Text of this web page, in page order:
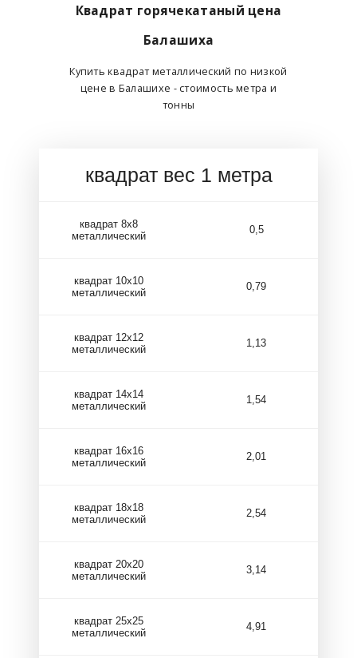
Квадрат горячекатаный цена
Балашиха
Купить квадрат металлический по низкой
цене в Балашихе - стоимость метра и
тонны
квадрат вес 1 метра
квадрат 8х8
металлический
0,5
квадрат 10х10
металлический
0,79
квадрат 12х12
металлический
1,13
квадрат 14х14
металлический
1,54
квадрат 16х16
металлический
2,01
квадрат 18х18
металлический
2,54
квадрат 20х20
металлический
3,14
квадрат 25х25
металлический
4,91